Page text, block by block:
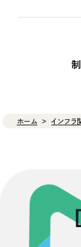
ホーム インフラ